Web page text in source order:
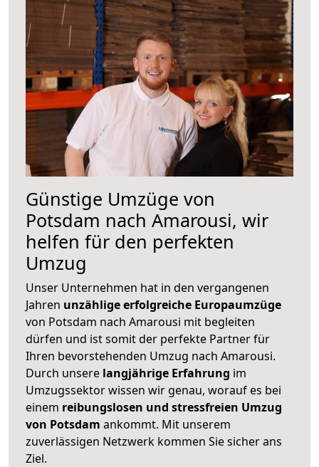
Günstige Umzüge von
Potsdam nach Amarousi, wir
helfen für den perfekten
Umzug
Unser Unternehmen hat in den vergangenen
Jahren unzählige erfolgreiche Europaumzüge
von Potsdam nach Amarousi mit begleiten
dürfen und ist somit der perfekte Partner für
Ihren bevorstehenden Umzug nach Amarousi.
Durch unsere langjährige Erfahrung im
Umzugssektor wissen wir genau, worauf es bei
einem reibungslosen und stressfreien Umzug
von Potsdam ankommt. Mit unserem
zuverlässigen Netzwerk kommen Sie sicher ans
Ziel.